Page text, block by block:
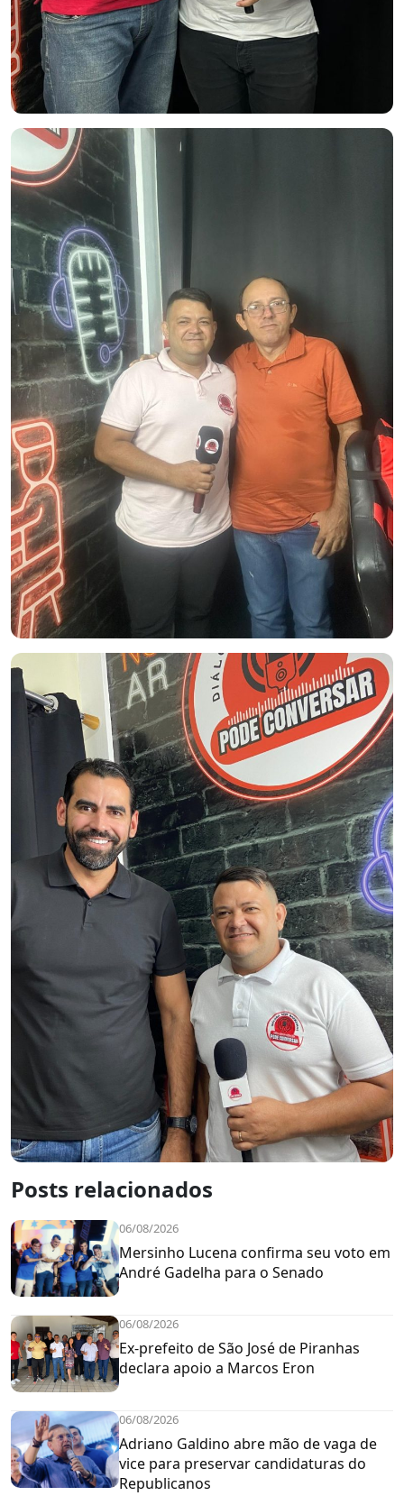
Posts relacionados
06/08/2026
Mersinho Lucena confirma seu voto em
André Gadelha para o Senado
06/08/2026
Ex-prefeito de São José de Piranhas
declara apoio a Marcos Eron
06/08/2026
Adriano Galdino abre mão de vaga de
vice para preservar candidaturas do
Republicanos